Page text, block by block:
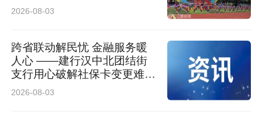
2026-08-03
跨省联动解民忧 金融服务暖
人心 ——建行汉中北团结街
支行用心破解社保卡变更难题
获客户锦旗致谢
2026-08-03